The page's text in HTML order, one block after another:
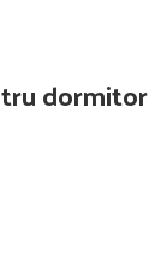
dormitor